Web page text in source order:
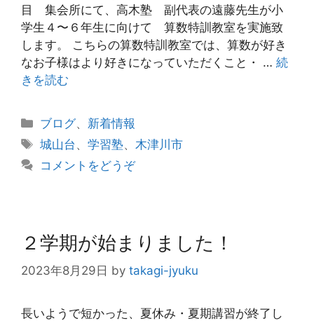
目 集会所にて、高木塾 副代表の遠藤先生が小
学生４〜６年生に向けて 算数特訓教室を実施致
します。 こちらの算数特訓教室では、算数が好き
なお子様はより好きになっていただくこと・ … 続
きを読む
カ
テ
リ
ブログ、 新着情報
タ
城山台 、学習塾、 木津川市
コメントをどうぞ
２学期が始まりました！
2023年8月29日 by takagi-jyuku
長いようで短かった、夏休み・夏期講習が終了し